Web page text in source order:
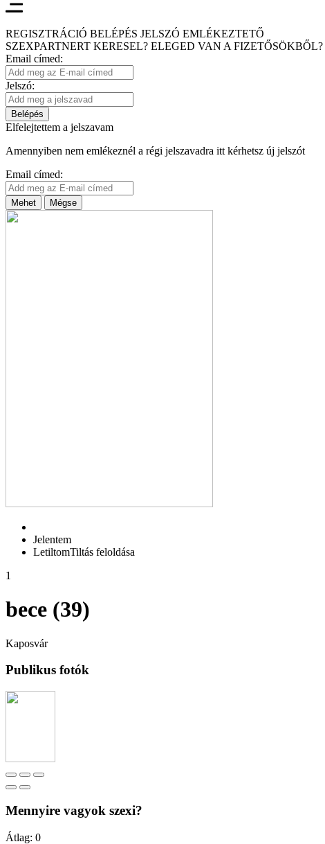
REGISZTRÁCIÓ BELÉPÉS JELSZÓ EMLÉKEZTETŐ
SZEXPARTNERT KERESEL? ELEGED VAN A FIZETŐSÖKBŐL?
Email címed:
Jelszó:
Belépés
Elfelejtettem a jelszavam
Amennyiben nem emlékeznél a régi jelszavadra itt kérhetsz új jelszót
Email címed:
Mehet Mégse
Jelentem
LetiltomTiltás feloldása
1
bece (39)
Kaposvár
Publikus fotók
Mennyire vagyok szexi?
Átlag: 0